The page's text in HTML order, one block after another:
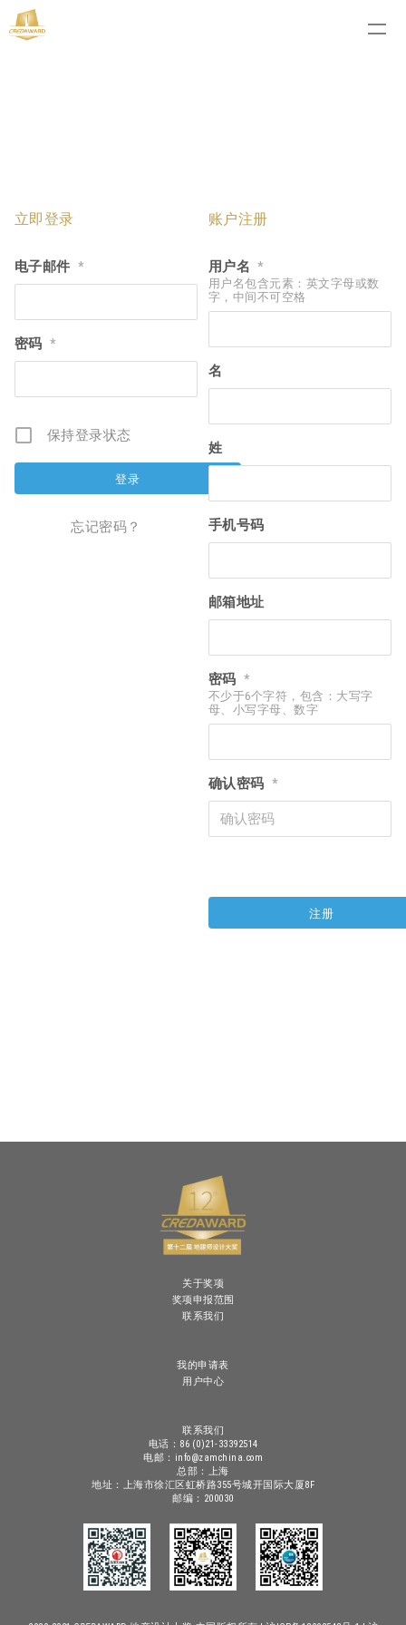
立即登录
电子邮件 *
密码 *
保持登录状态
忘记密码？
账户注册
用户名 *
用户名包含元素：英文字母或数
字，中间不可空格
名
姓
手机号码
邮箱地址
密码 *
不少于6个字符，包含：大写字
母、小写字母、数字
确认密码 *
关于奖项
奖项申报范围
联系我们
我的申请表
用户中心
联系我们
电话：86 (0)21-33392514
电邮：info@zamchina.com
总部：上海
地址：上海市徐汇区虹桥路355号城开国际大厦8F
邮编：200030